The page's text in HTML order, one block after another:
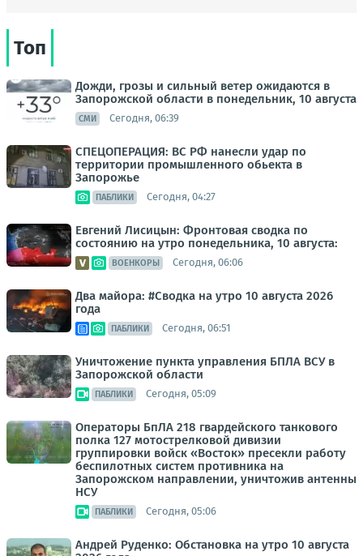
Топ
Дожди, грозы и сильный ветер ожидаются в
Запорожской области в понедельник, 10 августа
СМИ Сегодня, 06:39
СПЕЦОПЕРАЦИЯ: ВС РФ нанесли удар по
территории промышленного обьекта в
Запорожье
ПАБЛИКИ Сегодня, 04:27
Евгений Лисицын: Фронтовая сводка по
состоянию на утро понедельника, 10 августа:
ВОЕНКОРЫ Сегодня, 06:06
Два майора: #Сводка на утро 10 августа 2026
года
ПАБЛИКИ Сегодня, 06:51
Уничтожение пункта управления БПЛА ВСУ в
Запорожской области
ПАБЛИКИ Сегодня, 05:09
Операторы БпЛА 218 гвардейского танкового
полка 127 мотострелковой дивизии
группировки войск «Восток» пресекли работу
беспилотных систем противника на
Запорожском направлении, уничтожив антенны
НСУ
ПАБЛИКИ Сегодня, 05:06
Андрей Руденко: Обстановка на утро 10 августа